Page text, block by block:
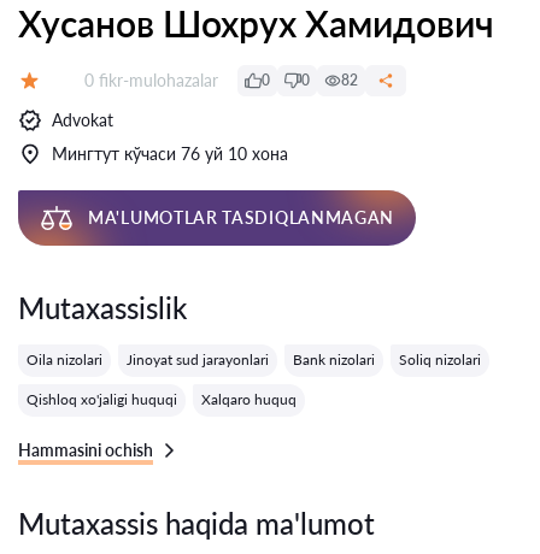
Хусанов Шохрух Хамидович
Fikrlar:
0 fikr-mulohazalar 0 0 82
Advokat
Мингтут кўчаси 76 уй 10 хона
MA'LUMOTLAR TASDIQLANMAGAN
Mutaxassislik
Oila nizolari Jinoyat sud jarayonlari Bank nizolari Soliq nizolari
Qishloq xo'jaligi huquqi Xalqaro huquq
Hammasini ochish
Mutaxassis haqida ma'lumot